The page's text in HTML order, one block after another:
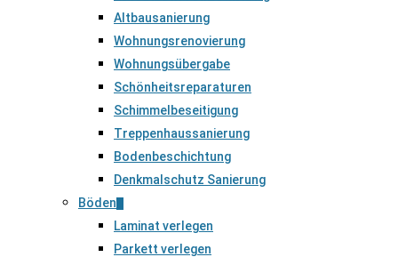
Altbausanierung
Wohnungsrenovierung
Wohnungsübergabe
Schönheitsreparaturen
Schimmelbeseitigung
Treppenhaussanierung
Bodenbeschichtung
Denkmalschutz Sanierung
Böden
Laminat verlegen
Parkett verlegen